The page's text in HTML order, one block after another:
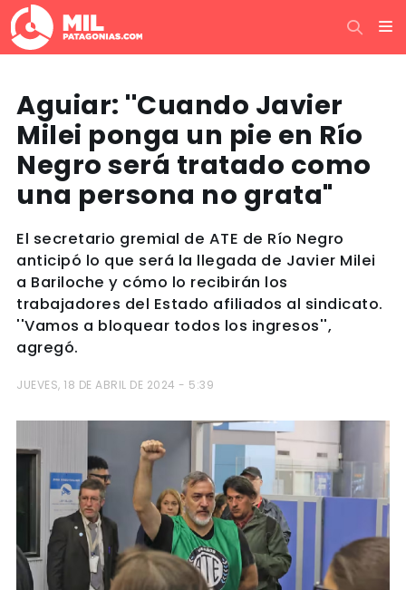
Aguiar: ''Cuando Javier
Milei ponga un pie en Río
Negro será tratado como
una persona no grata"
El secretario gremial de ATE de Río Negro
anticipó lo que será la llegada de Javier Milei
a Bariloche y cómo lo recibirán los
trabajadores del Estado afiliados al sindicato.
''Vamos a bloquear todos los ingresos'',
agregó.
JUEVES, 18 DE ABRIL DE 2024 - 5:39